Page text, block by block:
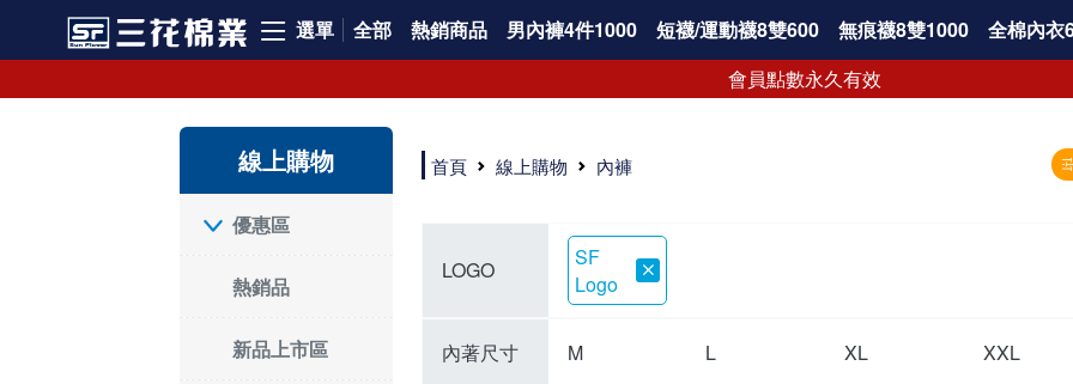
選單 全部 熱銷商品 男內褲4件1000 短襪/運動襪8雙600 無痕襪8雙1000 全棉內衣
會員點數永久有效
線上購物
優惠區
熱銷品
新品上市區
選擇內褲、平口褲、純棉內褲首重品質。舒適、透氣的內褲、平口褲、純棉內褲能影響健康，須謹慎挑選。三花內褲透氣不悶，值得信賴！
三花內褲、平口褲、純棉內褲50年來持續升級，符合人體工學設計，柔軟無勒痕的鬆緊帶。三花內褲是肌膚好友，口碑熱銷！
選擇內褲首重品質。三花內褲50年來不斷升級，證明其卓越品質。符合人體工學剪裁，柔軟無痕鬆緊帶，是必買首選。兼具品質與外型，與肌膚零感接觸，穿著舒適，看來有質感。三花內褲設計獨特，質料優良，專業剪裁，呵護肌膚。新鮮高品質棉材製成，多款選擇，耐洗耐穿，三花內褲絕對首選。
"內褲購買及使用經驗網友來信分享 近年來，我經常在大型連鎖賣場如佳瑪、美華泰等地看到三花內褲的展示。最近一兩年，甚至百貨公司及街頭店鋪都開始大量出現三花專櫃或專賣店。我猜測，這應該是三花在營運策略上的調整，才使得這些改變成為現實。 本來，三花內褲一直是消費者選購內褲時的熱門選項之一。內褲櫃點的增多使我更加注意到這個品牌，因此我在選購內褲時，特意多研究了一下三花內褲的設計。 先從內褲外層包裝談起，有些內褲有PP袋包裝，有些則沒有。雖然這是一件小事，但我發現朋友們中有人會介意內褲包裝沒有PP袋。他們認為沒有PP袋會使包裝不夠精美。對我來說，有PP袋確實能提升包裝的精緻度，但內褲不裝PP袋其實也算是環保。所以，這就看每個人對內褲包裝的需求和感受了。 每次購買內褲時，我都會特別帶一件五片式剪裁的內褲。三花的平口內褲被稱為全國第一件五片式剪裁內褲，這話應該不是隨便說說的，畢竟三花是一個擁有超過50年歷史的老品牌，專注於研發和改良內褲。當初，我覺得這種設計有些花俏，只是圖個新鮮買來試試，結果發現內褲多一片真的有其優勢，尤其是減少了內褲卡屁的次數。雖然這個狀況不可能完全消失，但大大增加了穿著的舒適度。 三花內褲的價格也在我能接受的範圍內，因此它逐漸成為我的心頭好。此外，內褲選購時的另一個重要因素是鬆緊帶。看內褲是否舊了，第一眼通常看鬆緊帶。故意或不小心露出內褲褲頭的時候，印象分數也是由鬆緊帶決定的。 很多內褲品牌強調鬆緊帶的造型及花樣，這類內褲非常適合一些特殊場合，如單身聯誼或約會時穿著，能夠加分不少。日常使用的內褲則建議選擇鬆緊帶不易鬆垮的，花樣其次。三花特別強調內褲鬆緊帶的耐洗度，而其他品牌鮮少提及這一點。 分場合選擇內褲是我的習慣。特殊場合內褲要講究一點，但平日則需要選擇鬆緊帶有保障的內褲。畢竟，內褲是每天陪伴我們超過12個小時的衣物，找到適合自己且耐洗耐穿高CP值的內褲才是最明智的選擇。 內褲畢竟是消耗品，定期更換非常重要。如果內褲沾染到髒污或處於潮濕的環境，就不應該撐太久。這是因為內褲長期接觸身體的重要部位，所以選擇和保養都要謹慎。 以上是我個人的內褲使用分享，並非業配，不代表任何人的立場。內褲還是要以自身體驗最為準確。希望大家都能找到適合自己的內褲，並多多支持台灣品牌。"
首頁 線上購物 內褲
LOGO
SF
Logo
內著尺寸 M L XL XXL